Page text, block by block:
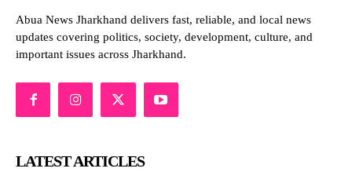
Abua News Jharkhand delivers fast, reliable, and local news
updates covering politics, society, development, culture, and
important issues across Jharkhand.
LATEST ARTICLES